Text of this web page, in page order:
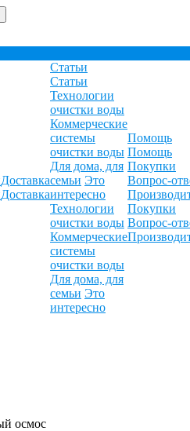
Доставка
Доставка
Статьи
Статьи
Технологии
очистки воды
Коммерческие
системы
очистки воды
Для дома, для
семьи Это
интересно
Технологии
очистки воды
Коммерческие
системы
очистки воды
Для дома, для
семьи Это
интересно
Помощь
Помощь
Покупки
Вопрос-
Покупки
Вопрос-
осмос